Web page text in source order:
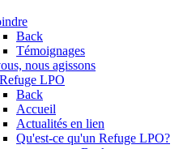
Back
Témoignages
nous agissons
LPO
Back
Accueil
Actualités en lien
Qu'est-ce qu'un Refuge LPO?